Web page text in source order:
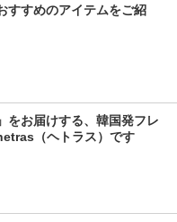
すすめのアイテムをご紹
をお届けする、韓国発フレ
（ヘトラス）です